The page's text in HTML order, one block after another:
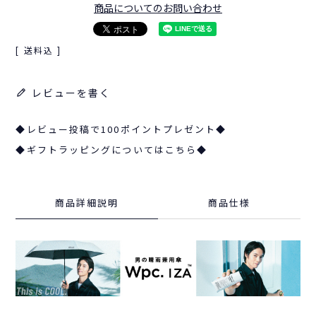
商品についてのお問い合わせ
送料込
レビューを書く
◆レビュー投稿で100ポイントプレゼント◆
◆ギフトラッピングについてはこちら◆
商品詳細説明 商品仕様